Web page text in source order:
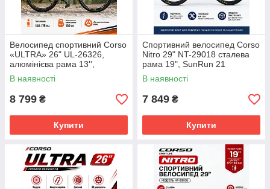
Велосипед спортивний Corso
«ULTRA» 26" UL-26326,
алюмінієва рама 13'',
Shimano 21 швидкість
В наявності
8 799 ₴
Купити
Спортивний велосипед Corso
Nitro 29" NT-29018 сталева
рама 19", SunRun 21
швидкість, дискові гальма
160мм, підніжка, зібраний на
В наявності
7 849 ₴
Купити